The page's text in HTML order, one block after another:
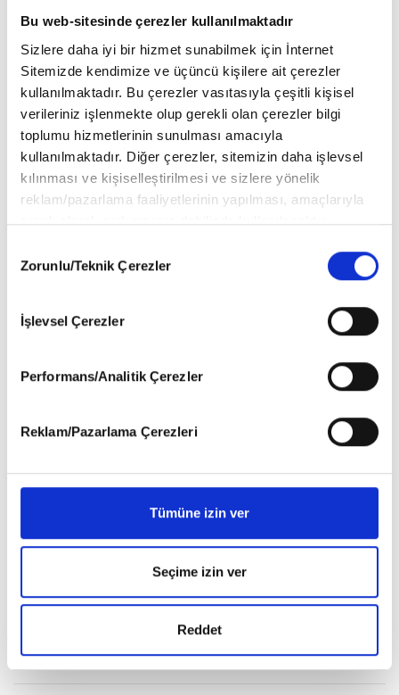
Bu web-sitesinde çerezler kullanılmaktadır
Sizlere daha iyi bir hizmet sunabilmek için İnternet
Sitemizde kendimize ve üçüncü kişilere ait çerezler
kullanılmaktadır. Bu çerezler vasıtasıyla çeşitli kişisel
verileriniz işlenmekte olup gerekli olan çerezler bilgi
toplumu hizmetlerinin sunulması amacıyla
kullanılmaktadır. Diğer çerezler, sitemizin daha işlevsel
kılınması ve kişiselleştirilmesi ve sizlere yönelik
reklam/pazarlama faaliyetlerinin yapılması, amaçlarıyla
sınırlı olarak açık rızanız dahilinde kullanılacaktır.
vasıtasıyla belirleyebilirsiniz. Çerezlere ilişkin detaylı bilgi
Çerez Bilgilendirme
6698 sayılı Kişisel Verilerin Korunması Kanunu uyarınca
okumak ve sitemizi ziyaretiniz kapsamında
gerçekleştirilen veri işleme faaliyetleri ile ilgili daha
Selection
Zorunlu/Teknik Çerezler
İşlevsel Çerezler
Performans/Analitik Çerezler
Reklam/Pazarlama Çerezleri
Tümüne izin ver
Seçime izin ver
Reddet
Yazarlar
Ahmet Edip Başaran (1)
Ali Emre (4)
(1)
(1)
Dilara Ayşe Akdeniz (1)
(3)
Erol Göka (3)
Yalnızca üçü her şeyi değiştirebilir: Tövbe, dua ve
ölüm.
Soner Karakuş